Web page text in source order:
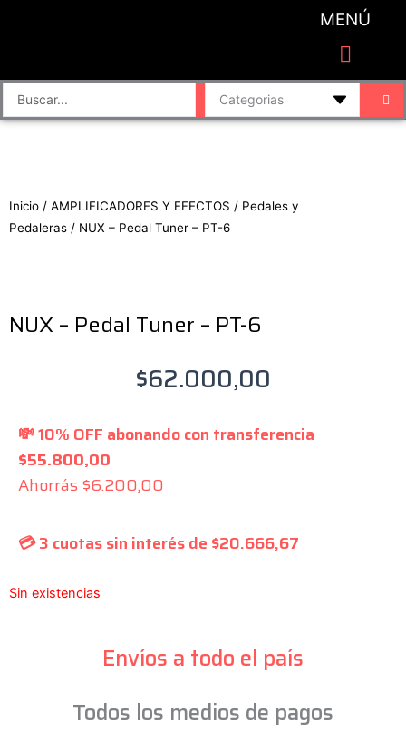
MENÚ
Search
...
Inicio / AMPLIFICADORES Y EFECTOS / Pedales y
Pedaleras / NUX – Pedal Tuner – PT-6
NUX – Pedal Tuner – PT-6
$62.000,00
💸 10% OFF abonando con transferencia
$55.800,00
Ahorrás $6.200,00
💳 3 cuotas sin interés de $20.666,67
Sin existencias
Envíos a todo el país
Todos los medios de pagos